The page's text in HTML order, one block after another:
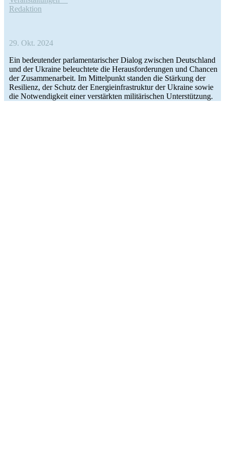
Redak­tion
29. Okt. 2024
Ein bedeu­ten­der par­la­men­ta­ri­scher Dialog zwi­schen Deutsch­land
und der Ukraine beleuch­tete die Her­aus­for­de­run­gen und Chancen
der Zusam­men­ar­beit. Im Mit­tel­punkt standen die Stär­kung der
Resi­li­enz, der Schutz der Ener­gie­infra­struk­tur der Ukraine sowie
die Not­wen­dig­keit einer ver­stärk­ten mili­tä­ri­schen Unterstützung.